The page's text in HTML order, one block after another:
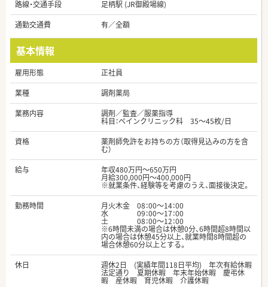
路線・交通手段
足柄駅 (JR御殿場線)
通勤交通費
有／全額
基本情報
雇用形態
正社員
業種
調剤薬局
業務内容
調剤／監査／服薬指導
科目：ペインクリニック科 35～45枚/日
資格
薬剤師免許をお持ちの方（取得見込みの方を含
む）
給与
年収480万円～650万円
月給300,000円～400,000円
※就業条件、経験等を考慮のうえ、面接後決定。
勤務時間
月火木金 08：00～14：00
水 09：00～17：00
土 08：00～12：00
※6時間未満の場合は休憩0分、6時間超8時間以
内の場合は休憩45分以上、就業時間8時間超の
場合休憩60分以上とする。
休日
週休2日 (実績年間118日平均) 年次有給休暇
法定通り 夏期休暇 年末年始休暇 慶弔休
暇 産休暇 育児休暇 介護休暇